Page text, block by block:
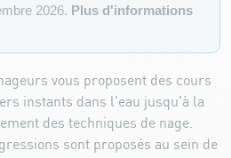
2026. Plus d'informations
vous proposent des cours
instants dans l'eau jusqu'à la
des techniques de nage.
sont proposés au sein de